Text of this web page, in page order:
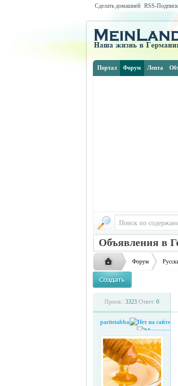
Сделать домашней RSS-
Портал Форум Лента
Объявления в
Русская ›
Форум
›
Просм.: 3323 Ответ: 0
paritetabba